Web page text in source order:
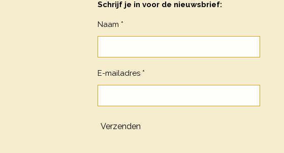
Schrijf je in voor de nieuwsbrief:
Naam *
E-mailadres *
Verzenden